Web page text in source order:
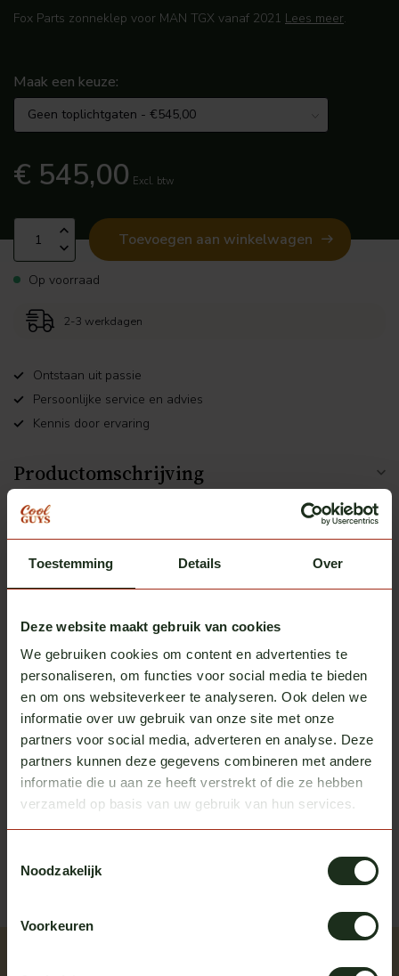
Toestemming Details Over
Deze website maakt gebruik van cookies
We gebruiken cookies om content en advertenties te
personaliseren, om functies voor social media te bieden
en om ons websiteverkeer te analyseren. Ook delen we
informatie over uw gebruik van onze site met onze
partners voor social media, adverteren en analyse. Deze
partners kunnen deze gegevens combineren met andere
informatie die u aan ze heeft verstrekt of die ze hebben
verzameld op basis van uw gebruik van hun services.
Noodzakelijk
Voorkeuren
Fox Parts zonneklep voor MAN TGX vanaf 2021 Lees meer.
Maak een keuze:
€ 545,00 Excl. btw
Toevoegen aan winkelwagen
Op voorraad
2-3 werkdagen
Ontstaan uit passie
Persoonlijke service en advies
Kennis door ervaring
Productomschrijving
Gerelateerde producten
Ledson
Zonnekleplamp Optoline NG+ €62,50
Onderspoiler MAN TGX
Op voorraad
€550,00
Heb je vragen over dit product?
Of heb je hulp nodig bij het bestellen? We helpen je
graag!
neem contact op met ons